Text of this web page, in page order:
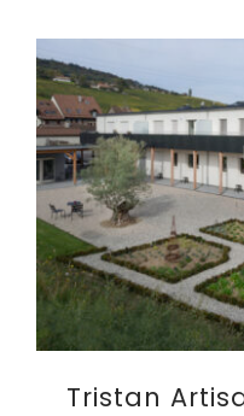
Tristan